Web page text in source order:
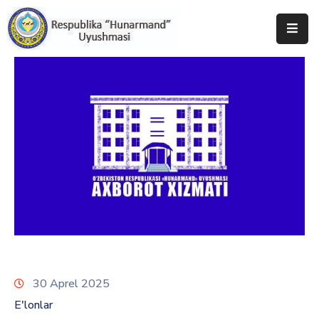
30 Aprel 2025
E'lonlar